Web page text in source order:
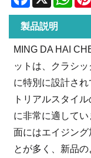
製品説明
MING DA HAI
ットは、クラシ
に特別に設計さ
トリアルスタイ
に非常に適して
面にはエイジン
とが多く、新品